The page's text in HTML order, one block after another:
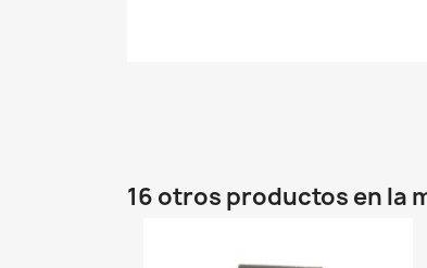
16 otros productos en la